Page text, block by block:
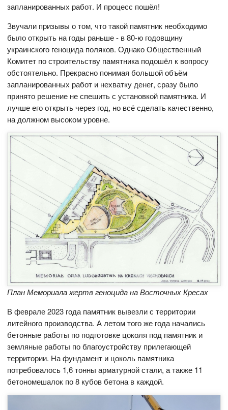
запланированных работ. И процесс пошёл!
Звучали призывы о том, что такой памятник необходимо
было открыть на годы раньше - в 80-ю годовщину
украинского геноцида поляков. Однако Общественный
Комитет по строительству памятника подошёл к вопросу
обстоятельно. Прекрасно понимая большой объём
запланированных работ и нехватку денег, сразу было
принято решение не спешить с установкой памятника. И
лучше его открыть через год, но всё сделать качественно,
на должном высоком уровне.
План Мемориала жертв геноцида на Восточных Кресах
В феврале 2023 года памятник вывезли с территории
литейного производства. А летом того же года начались
бетонные работы по подготовке цоколя под памятник и
земляные работы по благоустройству прилегающей
территории. На фундамент и цоколь памятника
потребовалось 1,6 тонны арматурной стали, а также 11
бетономешалок по 8 кубов бетона в каждой.